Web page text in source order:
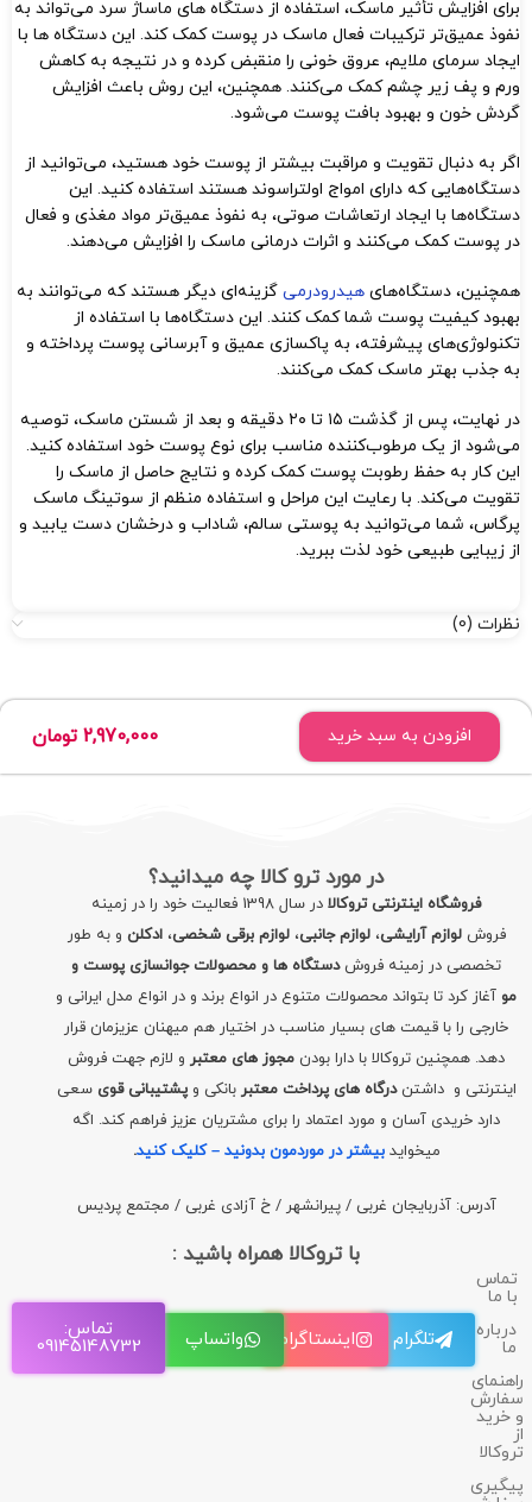
برای افزایش تأثیر ماسک، استفاده از دستگاه‌ های ماساژ سرد می‌تواند به
نفوذ عمیق‌تر ترکیبات فعال ماسک در پوست کمک کند. این دستگاه‌ ها با
ایجاد سرمای ملایم، عروق خونی را منقبض کرده و در نتیجه به کاهش
ورم و پف زیر چشم کمک می‌کنند. همچنین، این روش باعث افزایش
گردش خون و بهبود بافت پوست می‌شود.
اگر به دنبال تقویت و مراقبت بیشتر از پوست خود هستید، می‌توانید از
دستگاه‌هایی که دارای امواج اولتراسوند هستند استفاده کنید. این
دستگاه‌ها با ایجاد ارتعاشات صوتی، به نفوذ عمیق‌تر مواد مغذی و فعال
در پوست کمک می‌کنند و اثرات درمانی ماسک را افزایش می‌دهند.
همچنین، دستگاه‌های هیدرودرمی گزینه‌ای دیگر هستند که می‌توانند به
بهبود کیفیت پوست شما کمک کنند. این دستگاه‌ها با استفاده از
تکنولوژی‌های پیشرفته، به پاکسازی عمیق و آبرسانی پوست پرداخته و
به جذب بهتر ماسک کمک می‌کنند.
در نهایت، پس از گذشت ۱۵ تا ۲۰ دقیقه و بعد از شستن ماسک، توصیه
می‌شود از یک مرطوب‌کننده مناسب برای نوع پوست خود استفاده کنید.
این کار به حفظ رطوبت پوست کمک کرده و نتایج حاصل از ماسک را
تقویت می‌کند. با رعایت این مراحل و استفاده منظم از سوتینگ ماسک
پرگاس، شما می‌توانید به پوستی سالم، شاداب و درخشان دست یابید و
از زیبایی طبیعی خود لذت ببرید.
نظرات (0)
افزودن به سبد خرید 2,970,000 تومان
در مورد ترو کالا چه میدانید؟
فروشگاه اینترنتی تروکالا
در سال 1398 فعالیت خود را در زمینه
فروشلوازم آرایشی،لوازم جانبی،لوازم برقی شخصی،ادکلن و به طور
تخصصی در زمینه فروشدستگاه ها و محصولات جوانسازی پوست و
مو آغاز کرد تا بتواند محصولات متنوع در انواع برند و در انواع مدل ایرانی و
خارجی را با قیمت های بسیار مناسب در اختیار هم میهنان عزیزمان قرار
دهد. همچنین تروکالا با دارا بودن مجوز های معتبرو لازم جهت فروش
اینترنتی و داشتندرگاه های پرداخت معتبر بانکی وپشتیبانی قوی سعی
دارد خریدی آسان و مورد اعتماد را برای مشتریان عزیز فراهم کند. اگه
میخوایدبیشتر در موردمون بدونید – کلیک کنید.
آدرس: آذربایجان غربی / پیرانشهر / خ آزادی غربی / مجتمع پردیس
با تروکالا همراه باشید :
تماس
با ما
درباره
ما
راهنمای
سفارش
و خرید
از
تروکالا
پیگیری
تلگرام اینستاگرام واتساپ تماس:
09145148732